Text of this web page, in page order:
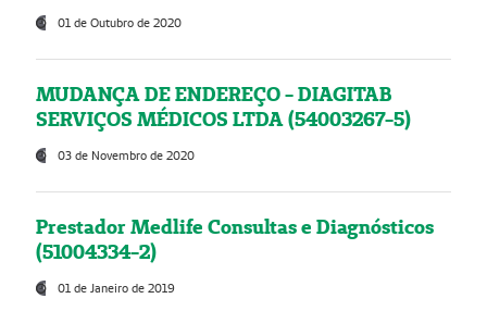
01 de Outubro de 2020
MUDANÇA DE ENDEREÇO - DIAGITAB
SERVIÇOS MÉDICOS LTDA (54003267-5)
03 de Novembro de 2020
Prestador Medlife Consultas e Diagnósticos
(51004334-2)
01 de Janeiro de 2019